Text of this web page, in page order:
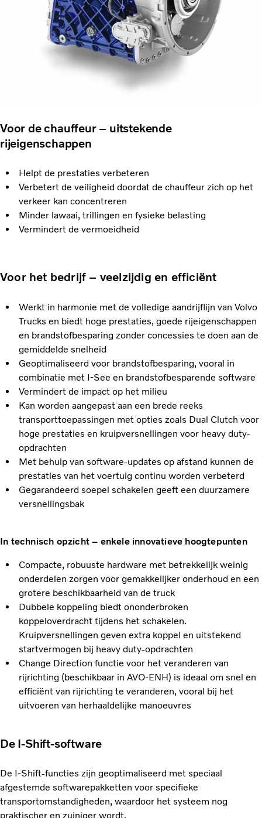
Voor de chauffeur – uitstekende
rijeigenschappen
Helpt de prestaties verbeteren
Verbetert de veiligheid doordat de chauffeur zich op het
verkeer kan concentreren
Minder lawaai, trillingen en fysieke belasting
Vermindert de vermoeidheid
Voor het bedrijf – veelzijdig en efficiënt
Werkt in harmonie met de volledige aandrijflijn van Volvo
Trucks en biedt hoge prestaties, goede rijeigenschappen
en brandstofbesparing zonder concessies te doen aan de
gemiddelde snelheid
Geoptimaliseerd voor brandstofbesparing, vooral in
combinatie met I-See en brandstofbesparende software
Vermindert de impact op het milieu
Kan worden aangepast aan een brede reeks
transporttoepassingen met opties zoals Dual Clutch voor
hoge prestaties en kruipversnellingen voor heavy duty-
opdrachten
Met behulp van software-updates op afstand kunnen de
prestaties van het voertuig continu worden verbeterd
Gegarandeerd soepel schakelen geeft een duurzamere
versnellingsbak
In technisch opzicht – enkele innovatieve hoogtepunten
Compacte, robuuste hardware met betrekkelijk weinig
onderdelen zorgen voor gemakkelijker onderhoud en een
grotere beschikbaarheid van de truck
Dubbele koppeling biedt ononderbroken
koppeloverdracht tijdens het schakelen.
Kruipversnellingen geven extra koppel en uitstekend
startvermogen bij heavy duty-opdrachten
Change Direction functie voor het veranderen van
rijrichting (beschikbaar in AVO-ENH) is ideaal om snel en
efficiënt van rijrichting te veranderen, vooral bij het
uitvoeren van herhaaldelijke manoeuvres
De I-Shift-software
De I-Shift-functies zijn geoptimaliseerd met speciaal
afgestemde softwarepakketten voor specifieke
transportomstandigheden, waardoor het systeem nog
praktischer en zuiniger wordt.